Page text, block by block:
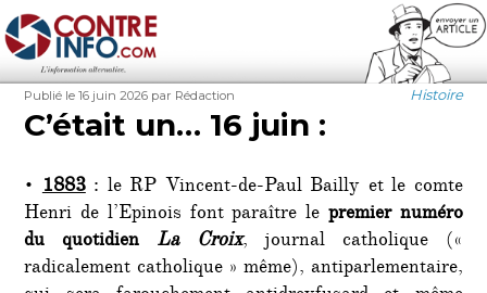
Contre-Info
Publié
le
Publié le 16 juin 2026 Auteur
par Rédaction Catégories
Histoire
C’était un… 16 juin :
•1883 : le RP Vincent-de-Paul Bailly et le comte
Henri de l’Epinois font paraître le premier numéro
du quotidien La Croix, journal catholique («
radicalement catholique » même), antiparlementaire,